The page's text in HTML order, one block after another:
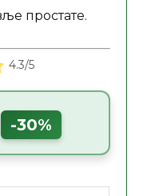
простате.
4.3/5
-30%